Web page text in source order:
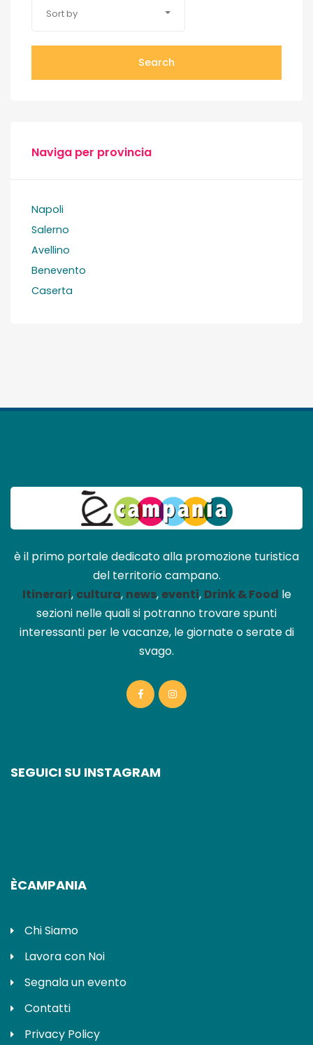
Sort by
Search
Naviga per provincia
Napoli
Salerno
Avellino
Benevento
Caserta
è il primo portale dedicato alla promozione turistica
del territorio campano.
Itinerari, cultura, news, eventi, Drink & Food le
sezioni nelle quali si potranno trovare spunti
interessanti per le vacanze, le giornate o serate di
svago.
SEGUICI SU INSTAGRAM
ÈCAMPANIA
Chi Siamo
Lavora con Noi
Segnala un evento
Contatti
Privacy Policy